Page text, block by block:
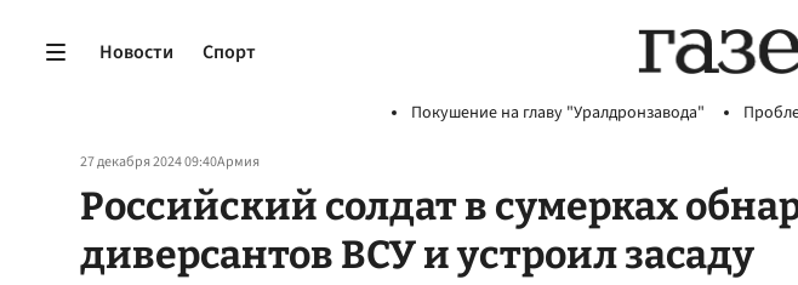
Новости Спорт
Покушение на главу "Уралдронзавода"
27 декабря 2024 09:40Армия
Российский солдат в сумерках
диверсантов ВСУ и устроил засаду